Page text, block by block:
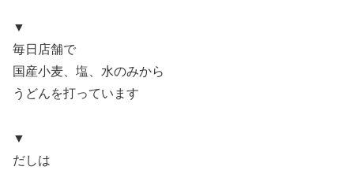
▼
毎日店舗で
国産小麦、塩、水のみから
うどんを打っています
▼
だしは